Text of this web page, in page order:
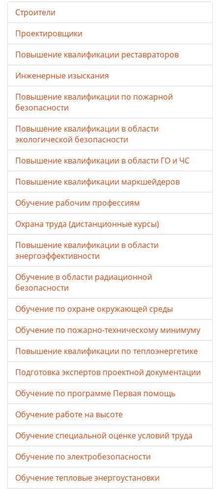
Строители
Проектировщики
Повышение квалификации реставраторов
Инженерные изыскания
Повышение квалификации по пожарной
безопасности
Повышение квалификации в области
экологической безопасности
Повышение квалификации в области ГО и ЧС
Повышение квалификации маркшейдеров
Обучение рабочим профессиям
Охрана труда (дистанционные курсы)
Повышение квалификации в области
энергоэффективности
Обучение в области радиационной
безопасности
Обучение по охране окружающей среды
Обучение по пожарно-техническому минимуму
Повышение квалификации по теплоэнергетике
Подготовка экспертов проектной документации
Обучение по программе Первая помощь
Обучение работе на высоте
Обучение специальной оценке условий труда
Обучение по электробезопасности
Обучение тепловые энергоустановки